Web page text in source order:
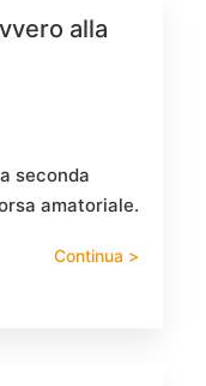
alla
seconda
amatoriale.
Continua >